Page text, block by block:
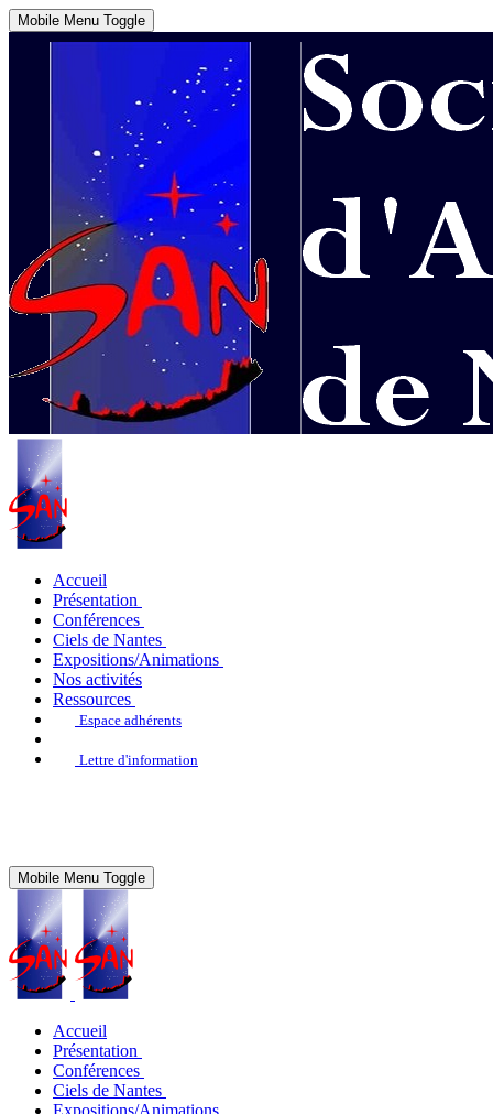
Mobile Menu Toggle
Accueil
Présentation
Conférences
Ciels de Nantes
Expositions/Animations
Nos activités
Ressources
Espace adhérents
Lettre d'information
Mobile Menu Toggle
Accueil
Présentation
Conférences
Ciels de Nantes
Expositions/Animations